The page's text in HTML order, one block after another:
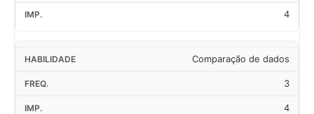
4
Comparação de dados
3
4